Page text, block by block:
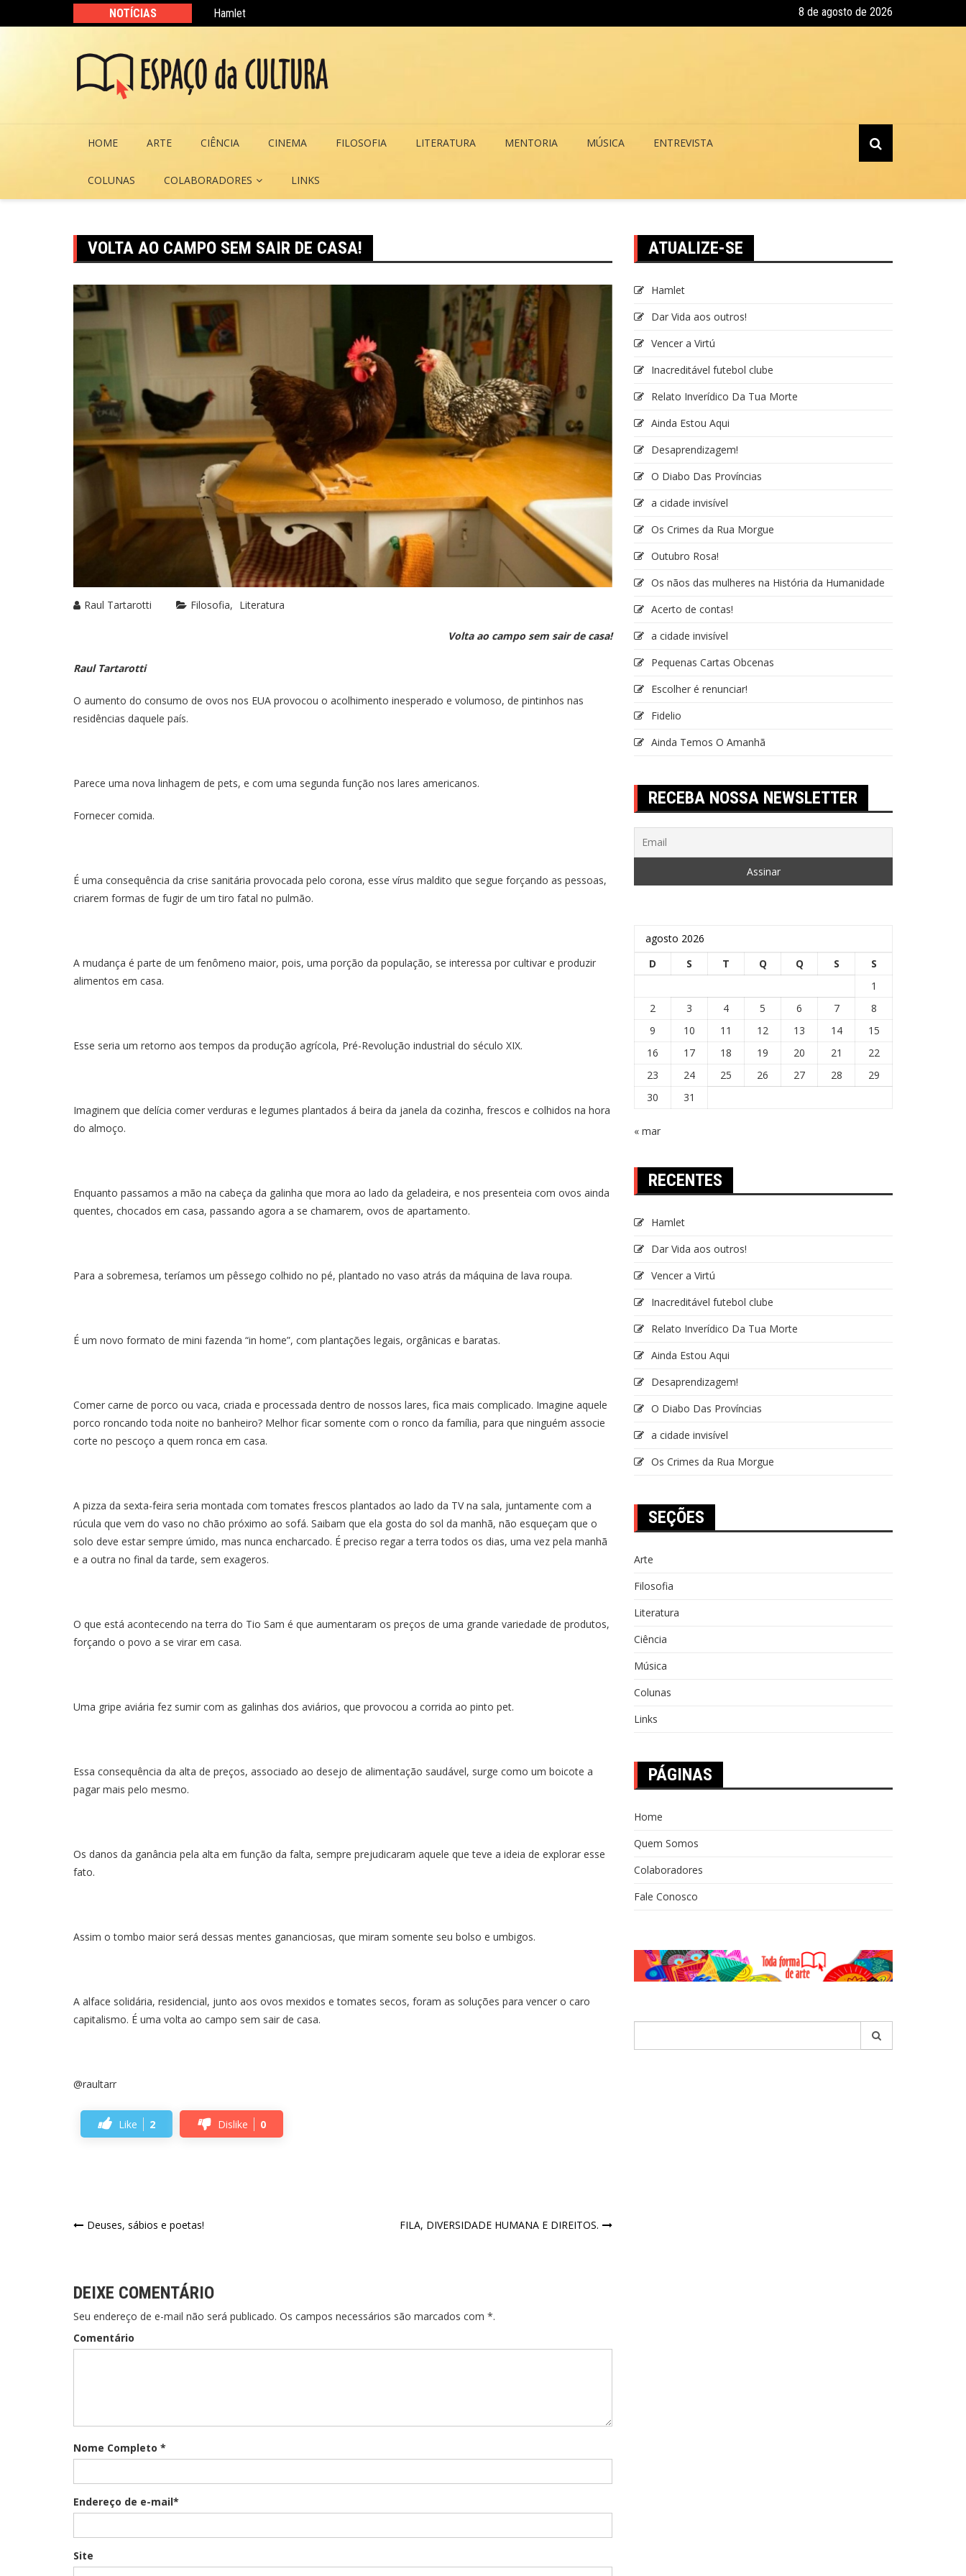
NOTÍCIAS Dar Vida aos outros! 8 de agosto de 2026
HOME ARTE CIÊNCIA CINEMA FILOSOFIA LITERATURA MENTORIA MÚSICA ENTREVISTA
COLUNAS COLABORADORES LINKS
VOLTA AO CAMPO SEM SAIR DE CASA!
Raul Tartarotti Filosofia Literatura
Volta ao campo sem sair de casa!
Raul Tartarotti
O aumento do consumo de ovos nos EUA provocou o acolhimento inesperado e volumoso, de pintinhos nas
residências daquele país.
Parece uma nova linhagem de pets, e com uma segunda função nos lares americanos.
Fornecer comida.
É uma consequência da crise sanitária provocada pelo corona, esse vírus maldito que segue forçando as pessoas,
criarem formas de fugir de um tiro fatal no pulmão.
A mudança é parte de um fenômeno maior, pois, uma porção da população, se interessa por cultivar e produzir
alimentos em casa.
Esse seria um retorno aos tempos da produção agrícola, Pré-Revolução industrial do século XIX.
Imaginem que delícia comer verduras e legumes plantados á beira da janela da cozinha, frescos e colhidos na hora
do almoço.
Enquanto passamos a mão na cabeça da galinha que mora ao lado da geladeira, e nos presenteia com ovos ainda
quentes, chocados em casa, passando agora a se chamarem, ovos de apartamento.
Para a sobremesa, teríamos um pêssego colhido no pé, plantado no vaso atrás da máquina de lava roupa.
É um novo formato de mini fazenda “in home”, com plantações legais, orgânicas e baratas.
Comer carne de porco ou vaca, criada e processada dentro de nossos lares, fica mais complicado. Imagine aquele
porco roncando toda noite no banheiro? Melhor ficar somente com o ronco da família, para que ninguém associe
corte no pescoço a quem ronca em casa.
A pizza da sexta-feira seria montada com tomates frescos plantados ao lado da TV na sala, juntamente com a
rúcula que vem do vaso no chão próximo ao sofá. Saibam que ela gosta do sol da manhã, não esqueçam que o
solo deve estar sempre úmido, mas nunca encharcado. É preciso regar a terra todos os dias, uma vez pela manhã
e a outra no final da tarde, sem exageros.
O que está acontecendo na terra do Tio Sam é que aumentaram os preços de uma grande variedade de produtos,
forçando o povo a se virar em casa.
Uma gripe aviária fez sumir com as galinhas dos aviários, que provocou a corrida ao pinto pet.
Essa consequência da alta de preços, associado ao desejo de alimentação saudável, surge como um boicote a
pagar mais pelo mesmo.
Os danos da ganância pela alta em função da falta, sempre prejudicaram aquele que teve a ideia de explorar esse
fato.
Assim o tombo maior será dessas mentes gananciosas, que miram somente seu bolso e umbigos.
A alface solidária, residencial, junto aos ovos mexidos e tomates secos, foram as soluções para vencer o caro
capitalismo. É uma volta ao campo sem sair de casa.
@raultarr
Like 2 Dislike 0
Navegação
Deuses, sábios e poetas! FILA, DIVERSIDADE HUMANA E DIREITOS.
DEIXE COMENTÁRIO
Seu endereço de e-mail não será publicado. Os campos necessários são marcados com *.
Comentário
Nome Completo *
Endereço de e-mail*
Site
ATUALIZE-SE
Hamlet
Dar Vida aos outros!
Vencer a Virtú
Inacreditável futebol clube
Relato Inverídico Da Tua Morte
Ainda Estou Aqui
Desaprendizagem!
O Diabo Das Províncias
a cidade invisível
Os Crimes da Rua Morgue
Outubro Rosa!
Os nãos das mulheres na História da Humanidade
Acerto de contas!
a cidade invisível
Pequenas Cartas Obcenas
Escolher é renunciar!
Fidelio
Ainda Temos O Amanhã
RECEBA NOSSA NEWSLETTER
agosto 2026
D
S T Q Q S
S
1
2
3 4 5 6 7
8
9
10 11 12 13 14
15
16
17 18 19 20 21
22
23
24 25 26 27 28
29
30
31
« mar
RECENTES
Hamlet
Dar Vida aos outros!
Vencer a Virtú
Inacreditável futebol clube
Relato Inverídico Da Tua Morte
Ainda Estou Aqui
Desaprendizagem!
O Diabo Das Províncias
a cidade invisível
Os Crimes da Rua Morgue
SEÇÕES
Arte
Filosofia
Literatura
Ciência
Música
Colunas
Links
PÁGINAS
Home
Quem Somos
Colaboradores
Fale Conosco